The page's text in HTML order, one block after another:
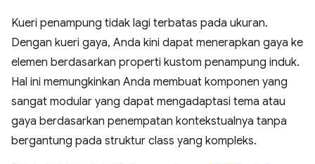
Kueri penampung tidak lagi terbatas pada ukuran.
Dengan kueri gaya, Anda kini dapat menerapkan gaya ke
elemen berdasarkan properti kustom penampung induk.
Hal ini memungkinkan Anda membuat komponen yang
sangat modular yang dapat mengadaptasi tema atau
gaya berdasarkan penempatan kontekstualnya tanpa
bergantung pada struktur class yang kompleks.